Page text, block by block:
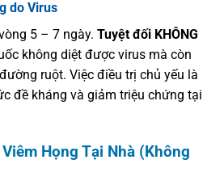
do Virus
5 – 7 ngày. Tuyệt đối KHÔNG
không diệt được virus mà còn
ruột. Việc điều trị chủ yếu là
đề kháng và giảm triệu chứng tại
Họng Tại Nhà (Không